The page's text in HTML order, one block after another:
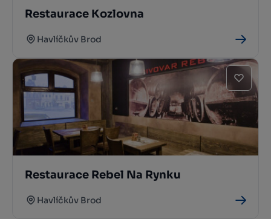
Restaurace Kozlovna
Havlíčkův Brod
Restaurace Rebel Na Rynku
Havlíčkův Brod